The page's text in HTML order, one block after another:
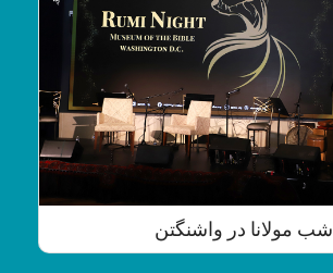
شب مولانا در واشنگتن